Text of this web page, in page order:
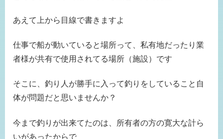
あえて上から目線で書きますよ
仕事で船が動いていると場所って、私有地だったり業
者様が共有で使用されてる場所（施設）です
そこに、釣り人が勝手に入って釣りをしていること自
体が問題だと思いませんか？
今まで釣りが出来てたのは、所有者の方の寛大な計ら
いがあったからで